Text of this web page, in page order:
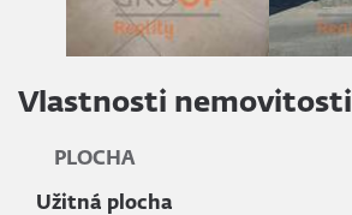
Vlastnosti nemovitosti
PLOCHA
Užitná plocha